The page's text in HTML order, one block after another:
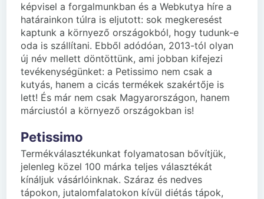
képvisel a forgalmunkban és a Webkutya híre a
határainkon túlra is eljutott: sok megkeresést
kaptunk a környező országokból, hogy tudunk-e
oda is szállítani. Ebből adódóan, 2013-tól olyan
új név mellett döntöttünk, ami jobban kifejezi
tevékenységünket: a Petissimo nem csak a
kutyás, hanem a cicás termékek szakértője is
lett! És már nem csak Magyarországon, hanem
márciustól a környező országokban is!
Petissimo
Termékválasztékunkat folyamatosan bővítjük,
jelenleg közel 100 márka teljes választékát
kínáljuk vásárlóinknak. Száraz és nedves
tápokon, jutalomfalatokon kívül diétás tápok,